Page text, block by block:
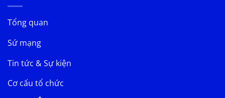
Tổng quan
Sứ mạng
Tin tức & Sự kiện
Cơ cấu tổ chức